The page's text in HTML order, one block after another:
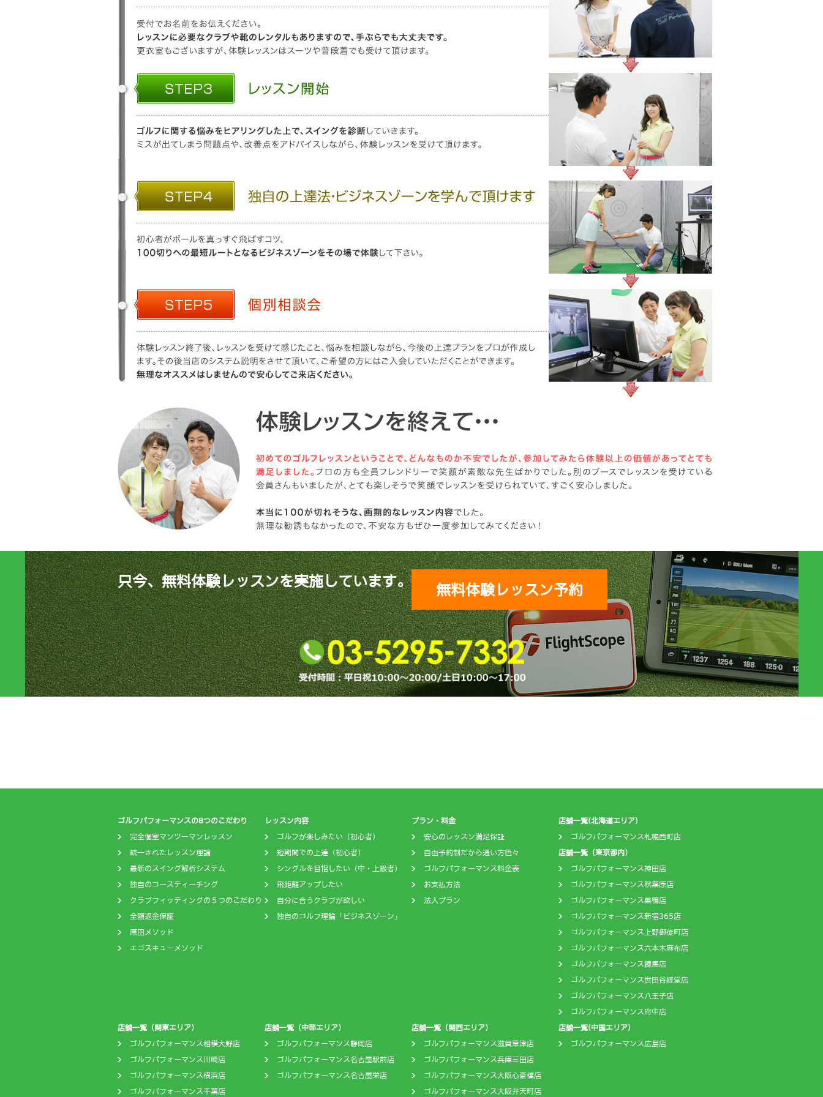
只今、無料体験レッスンを実施しています。
無料体験レッスン予約
ゴルフパフォーマンスの8つのこだわり
完全個室マンツーマンレッスン
統一されたレッスン理論
最新のスイング解析システム
独自のコースティーチング
クラブフィッティングの５つのこだわり
全額返金保証
原田メソッド
エゴスキューメソッド
レッスン内容
ゴルフが楽しみたい（初心者）
短期間での上達（初心者）
シングルを目指したい（中・上級者）
飛距離アップしたい
自分に合うクラブが欲しい
独自のゴルフ理論「ビジネスゾーン」
プラン・料金
安心のレッスン満足保証
自由予約制だから通い方色々
ゴルフパフォーマンス料金表
お支払方法
法人プラン
店舗一覧(北海道エリア)
ゴルフパフォーマンス札幌西町店
店舗一覧（東京都内）
ゴルフパフォーマンス神田店
ゴルフパフォーマンス秋葉原店
ゴルフパフォーマンス巣鴨店
ゴルフパフォーマンス新宿365店
ゴルフパフォーマンス上野御徒町店
ゴルフパフォーマンス六本木麻布店
ゴルフパフォーマンス練馬店
ゴルフパフォーマンス世田谷経堂店
ゴルフパフォーマンス八王子店
ゴルフパフォーマンス府中店
店舗一覧（関東エリア）
ゴルフパフォーマンス相模大野店
ゴルフパフォーマンス川崎店
ゴルフパフォーマンス横浜店
ゴルフパフォーマンス千葉店
店舗一覧（中部エリア）
ゴルフパフォーマンス静岡店
ゴルフパフォーマンス名古屋駅前店
ゴルフパフォーマンス名古屋栄店
店舗一覧（関西エリア）
ゴルフパフォーマンス滋賀草津店
ゴルフパフォーマンス兵庫三田店
ゴルフパフォーマンス大阪心斎橋店
ゴルフパフォーマンス大阪弁天町店
店舗一覧(中国エリア)
ゴルフパフォーマンス広島店